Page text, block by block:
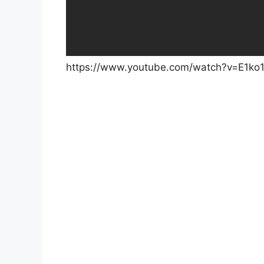
https://www.youtube.com/